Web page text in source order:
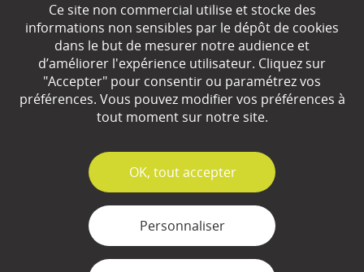
Plan du site
Contact
Mentions légales
Gestion des cookies
Ce site non commercial utilise et stocke des
informations non sensibles par le dépôt de cookies
dans le but de mesurer notre audience et
d’améliorer l'expérience utilisateur. Cliquez sur
"Accepter" pour consentir ou paramétrez vos
préférences. Vous pouvez modifier vos préférences à
tout moment sur notre site.
✓
OK, tout accepter
Personnaliser